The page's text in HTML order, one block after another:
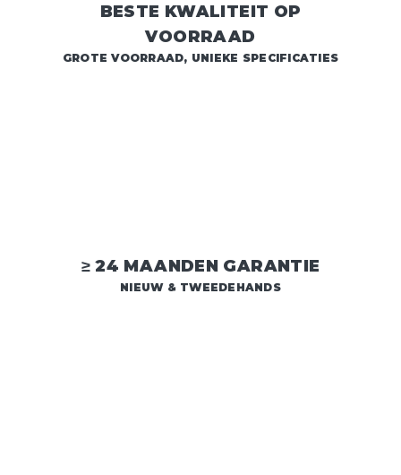
BESTE KWALITEIT OP
VOORRAAD
GROTE VOORRAAD, UNIEKE SPECIFICATIES
≥ 24 MAANDEN GARANTIE
NIEUW & TWEEDEHANDS